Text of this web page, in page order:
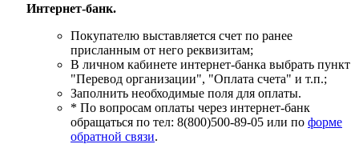
Интернет-банк.
Покупателю выставляется счет по ранее
присланным от него реквизитам;
В личном кабинете интернет-банка выбрать пункт
"Перевод организации", "Оплата счета" и т.п.;
Заполнить необходимые поля для оплаты.
* По вопросам оплаты через интернет-банк
обращаться по тел: 8(800)500-89-05 или по форме
обратной связи.